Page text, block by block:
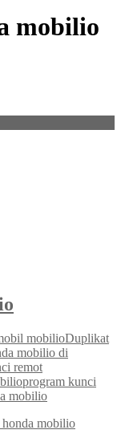
mobilio
mobilioDuplikat
mobilio di
remot
program kunci
mobilio
mobilio